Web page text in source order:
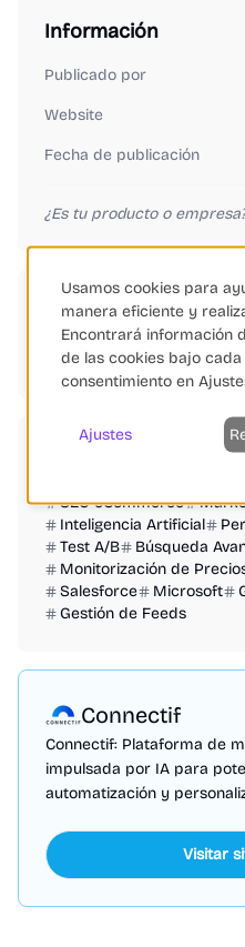
Información
Publicado por
Website
Fecha de publicación
¿Es tu producto o
Categorías
SEMAutomatización de
SEO eCommerce
Inteligencia Artificial
Test A/B
Búsqueda
Monitorización de
Salesforce
Microsoft
Gestión de Feeds
Connectif
Connectif: Plataforma de
impulsada por IA para
automatización y
Visitar
Usamos cookies para
manera eficiente y
Encontrará información
de las cookies bajo
consentimiento en
Ajustes